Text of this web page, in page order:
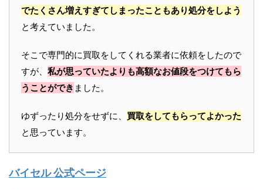
でたくさん増えすぎてしまったこともあり処分をしよう
と考えていました。
そこで専門的に買取をしてくれる業者に依頼をしたので
すが、 私が思っていたよりも高額なお値段をつけてもら
うことができ ました。
ゆずったり処分をせずに、 買取をしてもらってよかった
と思っています。
バイセル 公式ページ